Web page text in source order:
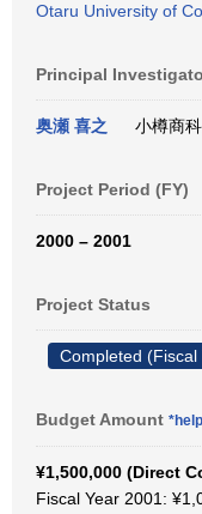
Otaru University of
Principal
奥瀬 喜之 小樽商
Project Period (FY)
2000 – 2001
Project Status
Completed (Fiscal
Budget Amount *help
¥1,500,000 (Direct
Fiscal Year 2001: